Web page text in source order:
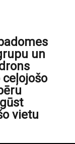
un
ceļojošo
vietu